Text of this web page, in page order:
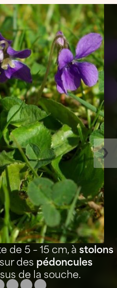
de 5 – 15 cm, à stolons
des pédoncules
de la souche.
❯